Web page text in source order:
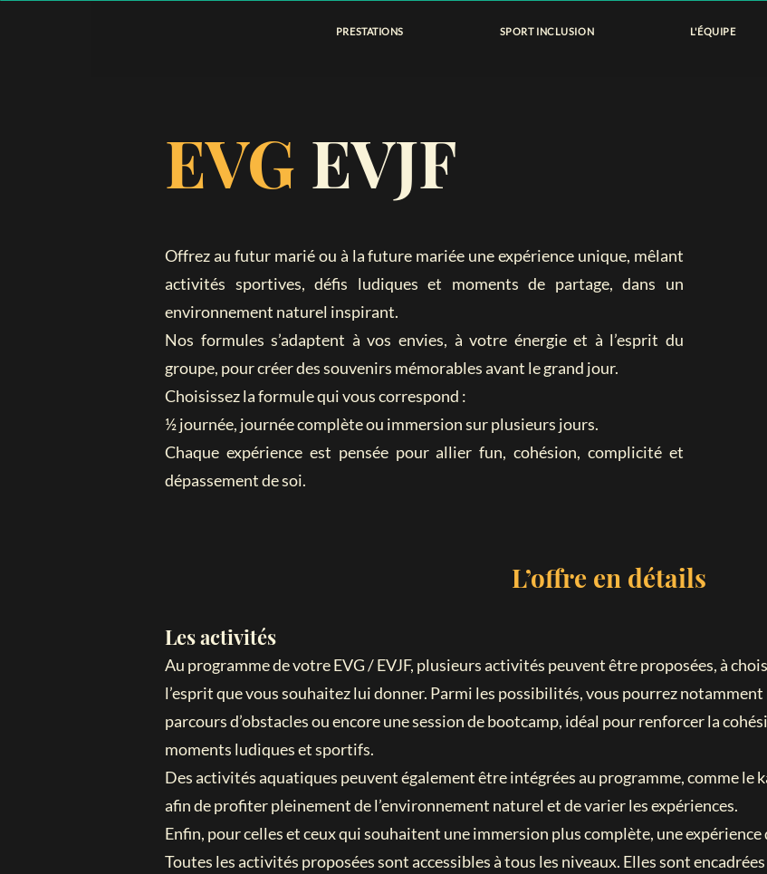
PRESTATIONS SPORT INCLUSION L'ÉQUIPE
EVG EVJF
Offrez au futur marié ou à la future mariée une expérience unique, mêlant
activités sportives, défis ludiques et moments de partage, dans un
environnement naturel inspirant.
Nos formules s’adaptent à vos envies, à votre énergie et à l’esprit du
groupe, pour créer des souvenirs mémorables avant le grand jour.
Choisissez la formule qui vous correspond :
½ journée, journée complète ou immersion sur plusieurs jours.
Chaque expérience est pensée pour allier fun, cohésion, complicité et
dépassement de soi.
L’offre en détails
Les activités​
Au programme de votre EVG / EVJF, plusieurs activités peuvent être proposées, à
l’esprit que vous souhaitez lui donner. Parmi les possibilités, vous pourrez
parcours d’obstacles ou encore une session de bootcamp, idéal pour renforcer la
moments ludiques et sportifs.
Des activités aquatiques peuvent également être intégrées au programme, comme le
afin de profiter pleinement de l’environnement naturel et de varier les expériences.
Enfin, pour celles et ceux qui souhaitent une immersion plus complète, une
Toutes les activités proposées sont accessibles à tous les niveaux. Elles sont